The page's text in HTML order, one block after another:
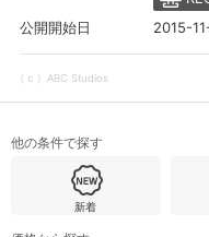
Myクーポン
公開開始日
2015-
（ｃ）ABC Studios
他の条件で探す
新着